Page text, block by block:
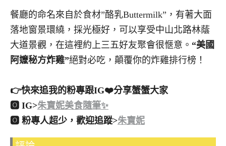
餐廳的命名來自於食材”酪乳Buttermilk”，有著大面
落地窗景環繞，採光極好，可以享受中山北路林蔭
大道景觀，在這裡約上三五好友聚會很愜意。 “美國
阿嬤秘方炸雞”絕對必吃，顛覆你的炸雞排行榜！
👉快來追我的粉專跟IG❤️分享蟹蟹大家
🅾 IG>朱寶妮美食隨筆✨
🅾 粉專人超少，歡迎追蹤>朱寶妮